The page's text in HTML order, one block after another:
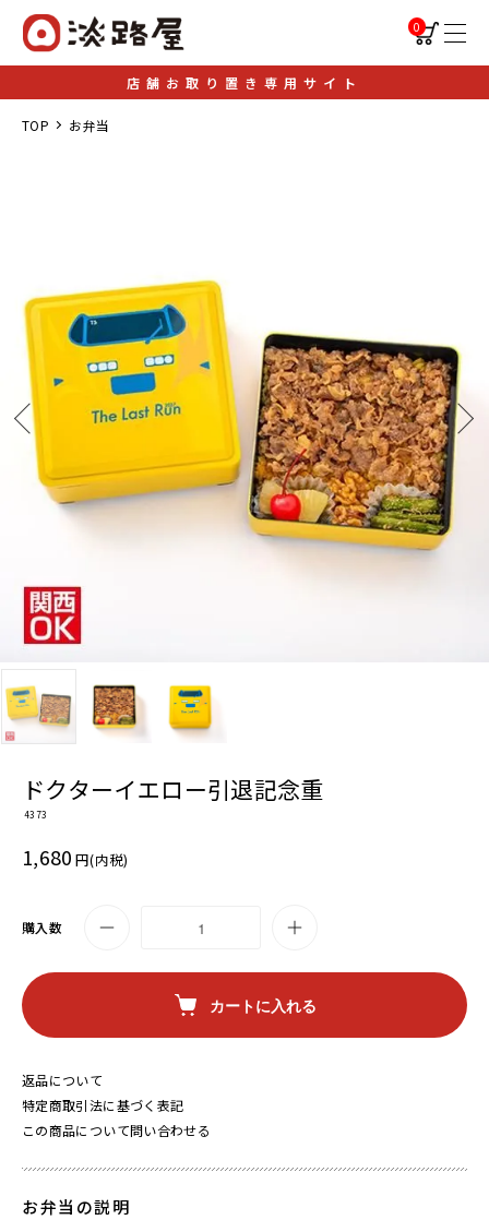
0
店舗お取り置き専用サイト
TOP お弁当
ドクターイエロー引退記念重
4373
1,680 円(内税)
購入数
カートに入れる
返品について
特定商取引法に基づく表記
この商品について問い合わせる
お弁当の説明